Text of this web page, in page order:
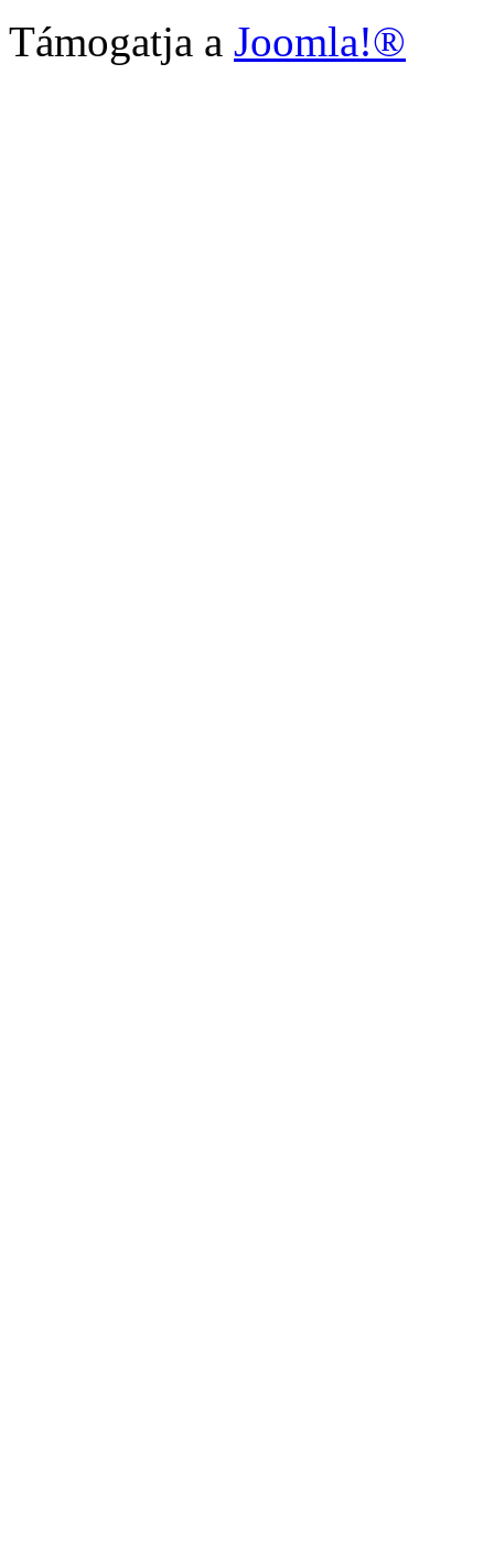
Támogatja a Joomla!®